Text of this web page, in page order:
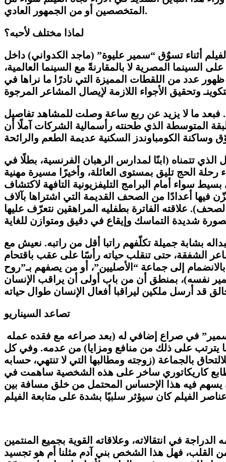
المتخصصين أو من الجمهور العادي.
لماذا مختلف لأحبه؟
أثناء تسوٌق “سمير عليوة” (ماجد الكدواني) داخل
المصرية لا بالمقارنةً مع السينما العالمية،
عدد من اللقطات المميزة التي نادرًا ما نراها في
فبعد ما لا يزيد عن ربع ساعة وصلت للمشاهد تفاصيل
المتوسطة الذي طحنته رأسمالية الشركات آملًا أن
تتمناه (ابنًا لمدارس الرهبان الفرنسية، بطلًا في
رحلة الحج تليق بمستوى العائلة، وأخيرًا مسيرة مهنية
سواء أمام البرامج التليفزيونية التافهة لاكتشاف
أعدادًا من الصحف القديمة التي اشتراها بآلاف
علاقته الفاترة بطفليه المراهقين نتعرّف عليها
بشابة جميلة تكلّفهم راتبا أقل من راتبه. نعيش مع
الشفقة، حتى تنقلب حياته رأسًا على عقب باقتحام
إلى جماعة “الأصليين”، أو من يصفهم بـ”روح
في المجتمع (بما فيهم سمير نفسه)، بمنطق أن من باب أولى أن يراقب الإنسان
تصاعد السيناريو
يترتب على ذلك من منافع ومزايا) من عدمه. وفي كل
بالجماعة (زوجته ومطالبها التي لا تنتهي، حسابه
طابع كاريكاتوري ساخر على هذه الشخصية ساهمت في
يسهم فيه هذا الإحساس المحتمل من خلق مسافة بين
في انتقالاته، وعلاقاته القوية بجميع المنتمين
القلب، فهل هذا الشخص بني آدم مثلنا أم هو تجسيد